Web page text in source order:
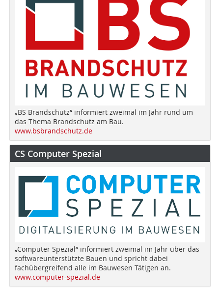
„BS Brandschutz“ informiert zweimal im Jahr rund um
das Thema Brandschutz am Bau.
www.bsbrandschutz.de
CS Computer Spezial
„Computer Spezial“ informiert zweimal im Jahr über das
softwareunterstützte Bauen und spricht dabei
fachübergreifend alle im Bauwesen Tätigen an.
www.computer-spezial.de